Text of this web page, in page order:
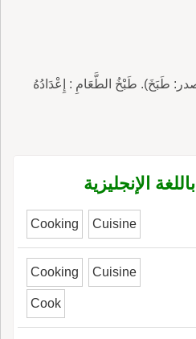
طَبَخَ). طَبْخُ الطَّعَامِ : إِعْدَادُهُ
الإنجليزية
Cooking Cuisine
Cooking Cuisine
Cook